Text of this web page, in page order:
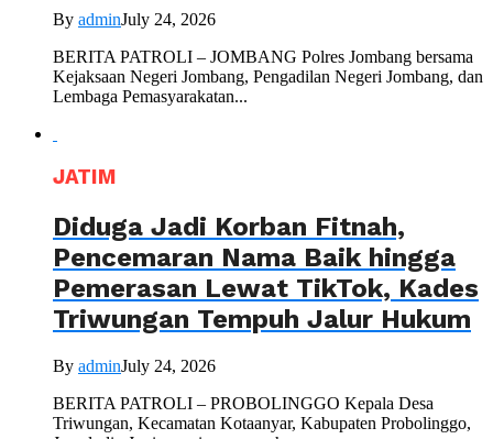
By adminJuly 24, 2026
BERITA PATROLI – JOMBANG Polres Jombang bersama
Kejaksaan Negeri Jombang, Pengadilan Negeri Jombang, dan
Lembaga Pemasyarakatan...
JATIM
Diduga Jadi Korban Fitnah,
Pencemaran Nama Baik hingga
Pemerasan Lewat TikTok, Kades
Triwungan Tempuh Jalur Hukum
By adminJuly 24, 2026
BERITA PATROLI – PROBOLINGGO Kepala Desa
Triwungan, Kecamatan Kotaanyar, Kabupaten Probolinggo,